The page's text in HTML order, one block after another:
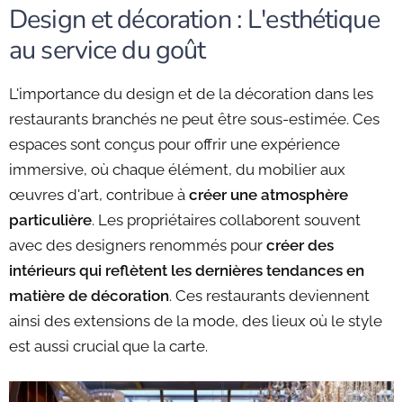
Design et décoration : L'esthétique
au service du goût
L'importance du design et de la décoration dans les
restaurants branchés ne peut être sous-estimée. Ces
espaces sont conçus pour offrir une expérience
immersive, où chaque élément, du mobilier aux
œuvres d'art, contribue à créer une atmosphère
particulière. Les propriétaires collaborent souvent
avec des designers renommés pour créer des
intérieurs qui reflètent les dernières tendances en
matière de décoration. Ces restaurants deviennent
ainsi des extensions de la mode, des lieux où le style
est aussi crucial que la carte.